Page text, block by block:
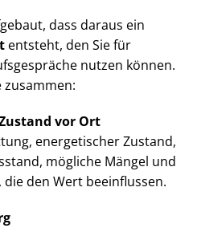
dass daraus ein
entsteht, den Sie für
nutzen können.
zusammen:
vor Ort
energetischer Zustand,
mögliche Mängel und
den Wert beeinflussen.